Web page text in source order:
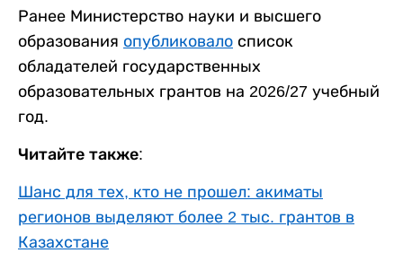
Ранее Министерство науки и высшего
образования опубликовало список
обладателей государственных
образовательных грантов на 2026/27 учебный
год.
Читайте также:
Шанс для тех, кто не прошел: акиматы
регионов выделяют более 2 тыс. грантов в
Казахстане